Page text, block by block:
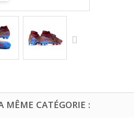
MÊME CATÉGORIE :